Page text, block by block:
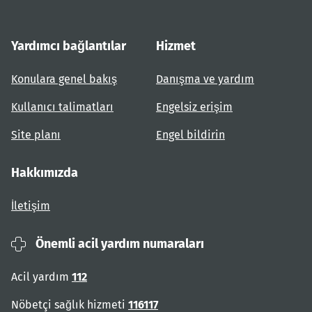
Yardımcı bağlantılar
Konulara genel bakış
Kullanıcı talimatları
Site planı
Hizmet
Danışma ve yardım
Engelsiz erişim
Engel bildirin
Hakkımızda
İletişim
Önemli acil yardım numaraları
Acil yardım 112
Nöbetçi sağlık hizmeti 116117